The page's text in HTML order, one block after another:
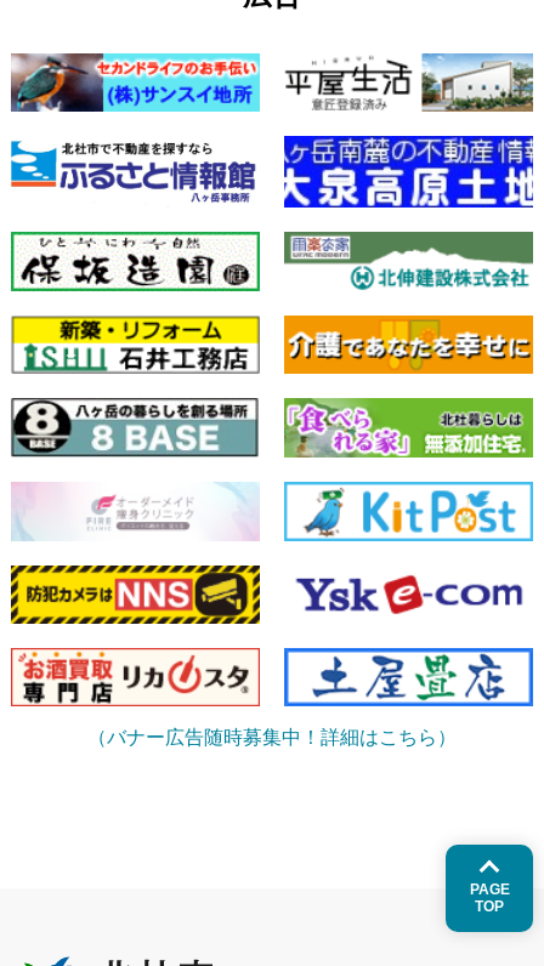
（バナー広告随時募集中！詳細はこちら）
PAGE
TOP